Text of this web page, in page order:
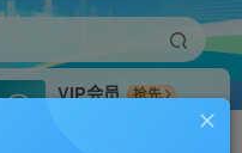
VIP会员
抢先